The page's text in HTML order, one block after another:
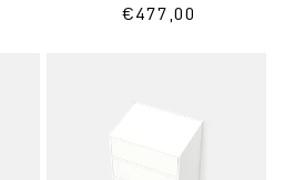
Prix
€477,00